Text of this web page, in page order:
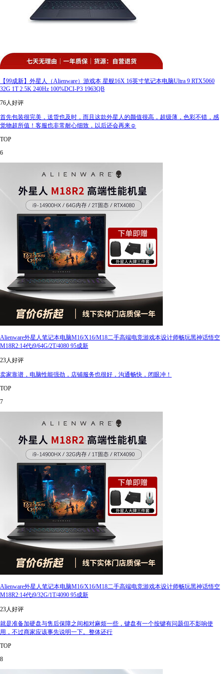
【99成新】外星人（Alienware）游戏本 星舰16X 16英寸笔记本电脑Ultra 9 RTX5060
32G 1T 2.5K 240Hz 100%DCI-P3 1963QB
76人好评
首先包装很完美，送货也及时，而且这款外星人的颜值很高，超级薄，色彩不错，感
觉物超所值！客服也非常耐心细致，以后还会再来☺️
TOP
6
Alienware外星人笔记本电脑M16/X16/M18二手高端电竞游戏本设计师畅玩黑神话悟空
M18R2:14代i9/64G/2T/4080 95成新
23人好评
卖家靠谱，电脑性能强劲，店铺服务也很好，沟通畅快，闭眼冲！
TOP
7
Alienware外星人笔记本电脑M16/X16/M18二手高端电竞游戏本设计师畅玩黑神话悟空
M18R2:14代i9/32G/1T/4090 95成新
23人好评
就是准备加硬盘与售后保障之间相对麻烦一些，键盘有一个按键有问题但不影响使
用，不过商家应该事先说明一下。整体还行
TOP
8